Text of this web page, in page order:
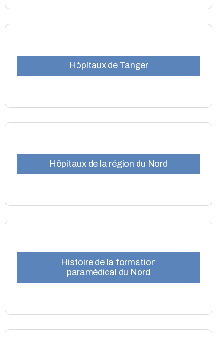
Hôpitaux de Tanger
Hôpitaux de la région du Nord
Histoire de la formation
paramédical du Nord